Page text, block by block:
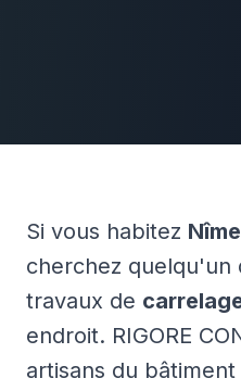
Si vous habitez
cherchez quelqu'un
travaux de
endroit. RIGORE
artisans du bâtiment